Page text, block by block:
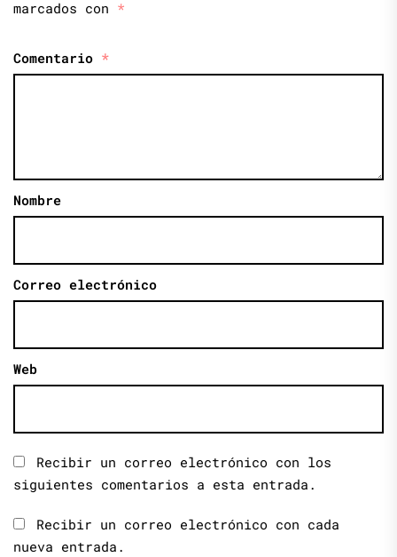
marcados con *
Comentario *
Nombre
Correo electrónico
Web
Recibir un correo electrónico con los
siguientes comentarios a esta entrada.
Recibir un correo electrónico con cada
nueva entrada.